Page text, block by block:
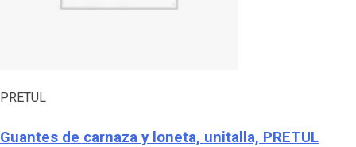
PRETUL
Guantes de carnaza y loneta, unitalla, PRETUL